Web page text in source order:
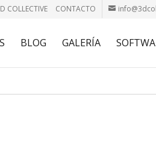
COLLECTIVE CONTACTO
BLOG GALERÍA